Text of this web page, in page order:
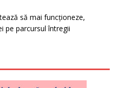
să mai funcționeze,
pe parcursul întregii